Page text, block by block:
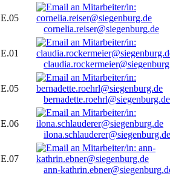
E.05
cornelia.reiser@siegenburg.de
E.01
E.05
bernadette.roehrl@siegenburg.de
E.06
ilona.schlauderer@siegenburg.de
E.07
ann-